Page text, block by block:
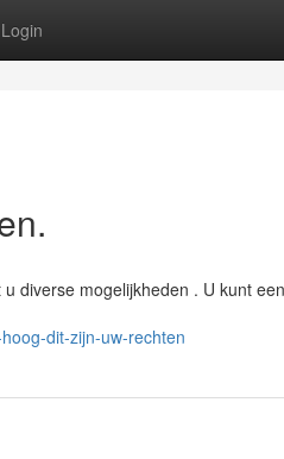
Login
diverse mogelijkheden . U kunt
dit-zijn-uw-rechten